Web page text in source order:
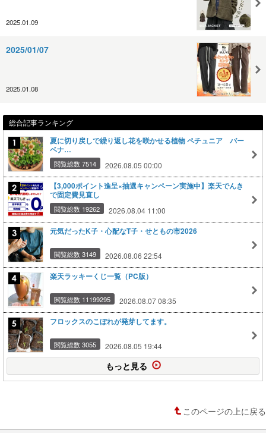
2025.01.09
2025/01/07
2025.01.08
総合記事ランキング
夏に切り戻しで繰り返し花を咲かせる植物 ペチュニア バー
ベナ…
閲覧総数 7514 2026.08.05 00:00
【3,000ポイント進呈×抽選キャンペーン実施中】楽天でんき
で固定費見直し
閲覧総数 19262 2026.08.04 11:00
元気だったK子・心配なT子・せともの市2026
閲覧総数 3149 2026.08.06 22:54
楽天ラッキーくじ一覧（PC版）
閲覧総数 11199295 2026.08.07 08:35
フロックスのこぼれが発芽してます。
閲覧総数 3055 2026.08.05 19:44
もっと見る
このページの上に戻る